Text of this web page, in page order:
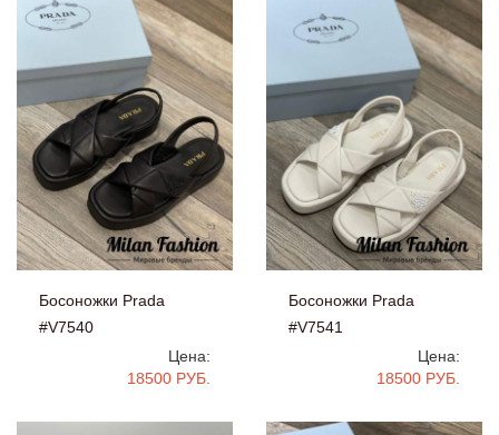
Босоножки Prada
#V7540
Цена:
18500 РУБ.
Босоножки Prada
#V7541
Цена:
18500 РУБ.